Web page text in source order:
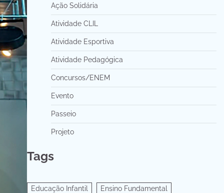
Ação Solidária
Atividade CLIL
Atividade Esportiva
Atividade Pedagógica
Concursos/ENEM
Evento
Passeio
Projeto
Tags
Educação Infantil
Ensino Fundamental